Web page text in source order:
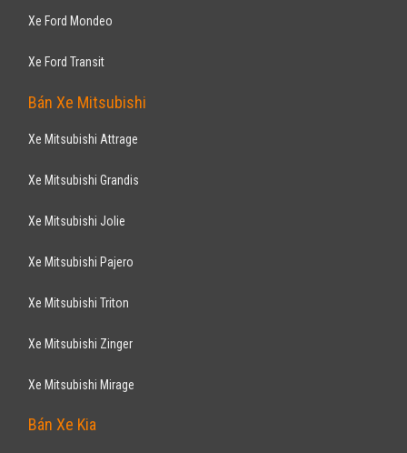
Xe Ford Mondeo
Xe Ford Transit
Bán Xe Mitsubishi
Xe Mitsubishi Attrage
Xe Mitsubishi Grandis
Xe Mitsubishi Jolie
Xe Mitsubishi Pajero
Xe Mitsubishi Triton
Xe Mitsubishi Zinger
Xe Mitsubishi Mirage
Bán Xe Kia